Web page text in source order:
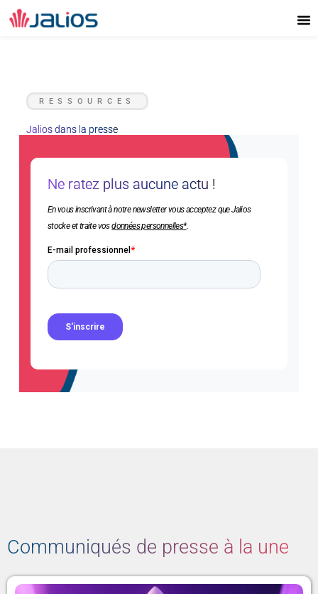
Aller
au
RESSOURCES
Jalios dans la presse
Ne ratez plus aucune actu !
En vous inscrivant à notre newsletter vous acceptez que Jalios
stocke et traite vosdonnées personnelles*.
Communiqués de presse à la une